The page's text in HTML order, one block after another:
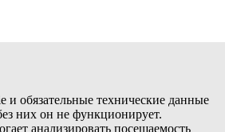
обязательные технические данные
них он не функционирует.
анализировать посещаемость